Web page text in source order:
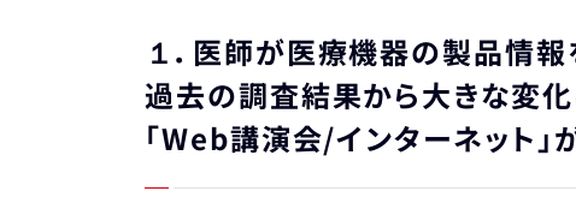
１．医師が医療機器の製品情報
過去の調査結果から大きな変化
「Web講演会/インターネット」